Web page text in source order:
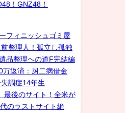
！GNZ48！
フィニッシュゴミ屋
整理人！孤立し孤独
品整理への道F完結編
万返済：厨二病借金
調症14年生
最後のサイト！全米が
のラストサイト絶